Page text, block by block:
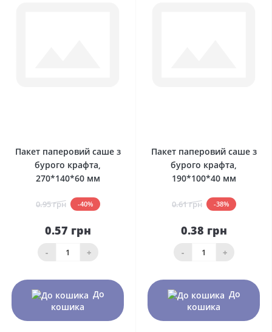
Пакет паперовий саше з
бурого крафта,
270*140*60 мм
0.95 грн -40%
0.57 грн
- +
До
кошика
Пакет паперовий саше з
бурого крафта,
190*100*40 мм
0.61 грн -38%
0.38 грн
- +
До
кошика